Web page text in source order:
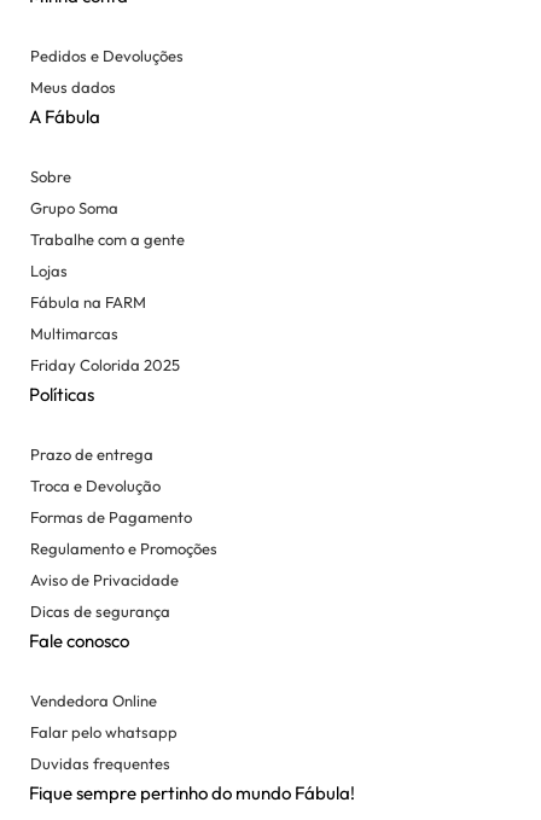
Pedidos e Devoluções
Meus dados
A Fábula
Sobre
Grupo Soma
Trabalhe com a gente
Lojas
Fábula na FARM
Multimarcas
Friday Colorida 2025
Políticas
Prazo de entrega
Troca e Devolução
Formas de Pagamento
Regulamento e Promoções
Aviso de Privacidade
Dicas de segurança
Fale conosco
Vendedora Online
Falar pelo whatsapp
Duvidas frequentes
Fique sempre pertinho do mundo Fábula!